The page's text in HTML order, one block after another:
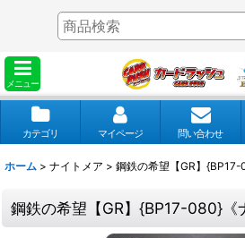
メニュー
カテゴリ マイページ 問い合わせ
ホーム > ナイトメア > 鋼鉄の希望【GR】{BP17-
鋼鉄の希望【GR】{BP17-080}《